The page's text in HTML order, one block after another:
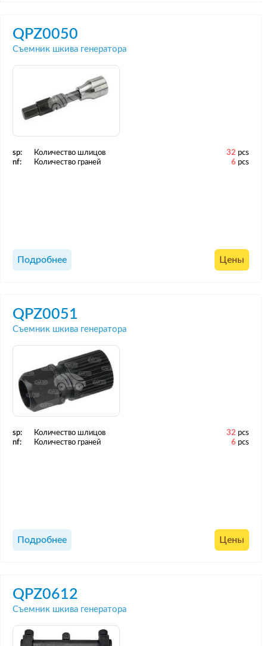
QPZ0050
Съемник шкива генератора
sp: Количество шлицов 32 pcs
nf:
Количество граней 6 pcs
Подробнее Цены
QPZ0051
Съемник шкива генератора
sp: Количество шлицов 32 pcs
nf:
Количество граней 6 pcs
Подробнее Цены
QPZ0612
Съемник шкива генератора